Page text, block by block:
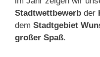
Stadtwettbewerb der
dem Stadtgebiet
großer Spaß.